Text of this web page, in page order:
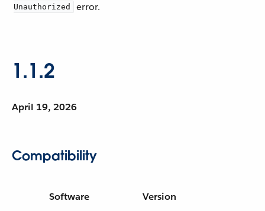
Unauthorized
error.
1.1.2
April 19, 2026
Compatibility
Software
Version